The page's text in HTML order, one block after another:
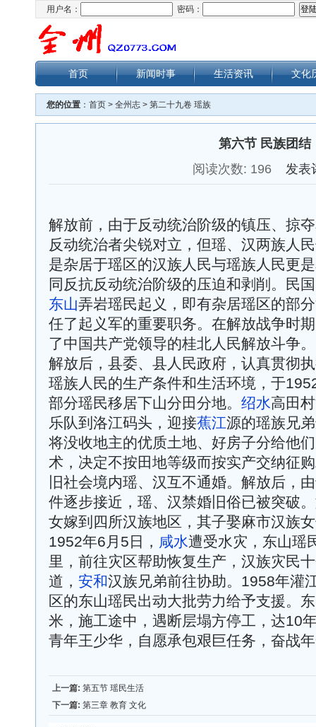
用户名： 密码：
首页 新闻时事 生活资讯 文化
您的位置 ： 首页 > 全州志 > 第二十九卷 瑶族
第六节 民族团结
阅读次数: 196 发表
解放前，由于反动统治阶级的镇压、掠
反动统治者尖锐对立，但瑶、汉两族人
是杂居于瑶区的汉族人民与瑶族人民更
同反抗反动统治阶级的压迫和剥削。民
东山弄岩瑶民起义，即有杂居瑶区的部
任了起义军的重要职务。在解放战争时
了中国共产党领导的桂北人民解放斗争。
解放后，县委、县人民政府，认真贯彻
瑶族人民的生产条件和生活环境，于
部分瑶民移居下山分田分地。 绍水高田
乐队到洛江码头，迎接蕉江源的瑶族兄
将没收地主的优质土地、好房子分给他
术，决定不按田地等级而按实产交纳征
旧社会境内瑶、汉互不通婚。解放后，
件逐步接近，瑶、汉禁婚旧俗已被突破
女嫁到四所汉族地区，其子娶麻市汉族
1952年6月5日， 咸水遭受水灾，东山瑶
里，前往灾区帮助恢复生产，汉族灾民
道， 安和汉族兄弟前往协助。1958年灌
区的东山瑶民出动大批劳力给予支援。
米，施工途中，遇断层塌方停工，达10
青年王少华，自愿承包艰巨任务，奋战
上一篇: 第五节 瑶民生活
下一篇: 第三章 教育 文化